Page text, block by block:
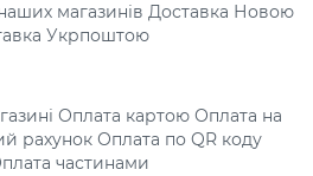
магазинів Доставка Новою
Укрпоштою
Оплата картою Оплата на
рахунок Оплата по QR коду
частинами